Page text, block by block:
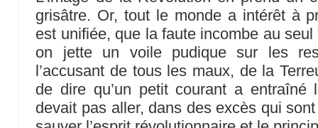
grisâtre. Or, tout le monde a intérêt à
est unifiée, que la faute incombe au seul
on jette un voile pudique sur les
l’accusant de tous les maux, de la
de dire qu’un petit courant a
devait pas aller, dans des excès qui